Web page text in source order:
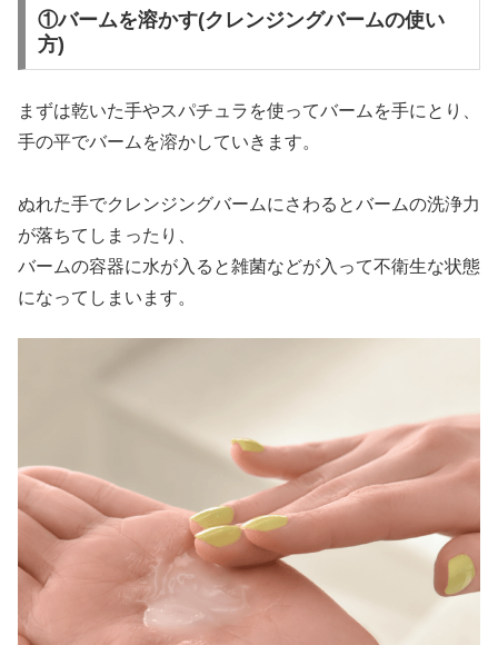
①バームを溶かす(クレンジングバームの使い
方)
まずは乾いた手やスパチュラを使ってバームを手にとり、
手の平でバームを溶かしていきます。
ぬれた手でクレンジングバームにさわるとバームの洗浄力
が落ちてしまったり、
バームの容器に水が入ると雑菌などが入って不衛生な状態
になってしまいます。